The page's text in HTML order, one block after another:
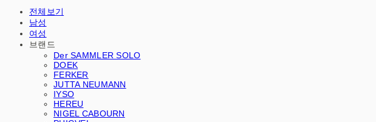
전체보기
남성
여성
브랜드
Der SAMMLER SOLO
DOEK
FERKER
JUTTA NEUMANN
IYSO
HEREU
NIGEL CABOURN